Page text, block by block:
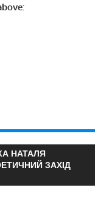
НАТАЛЯ
ЗАХІД